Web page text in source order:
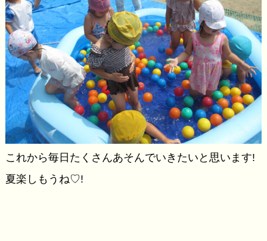
これから毎日たくさんあそんでいきたいと思います!
夏楽しもうね♡!